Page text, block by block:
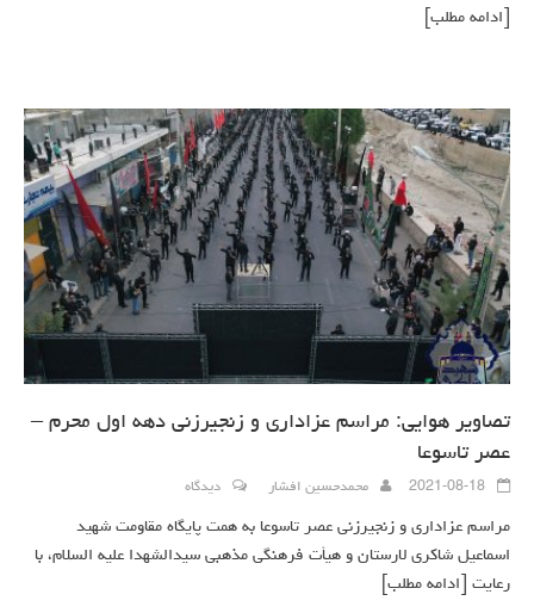
[ادامه مطلب]
تصاویر هوایی: مراسم عزاداری و زنجیرزنی دهه اول محرم –
عصر تاسوعا
2021-08-18 محمدحسین افشار دیدگاه
مراسم عزاداری و زنجیرزنی عصر تاسوعا به همت پایگاه مقاومت شهید
اسماعیل شاکری لارستان و هیأت فرهنگی مذهبی سیدالشهدا علیه السلام، با
رعایت
[ادامه مطلب]